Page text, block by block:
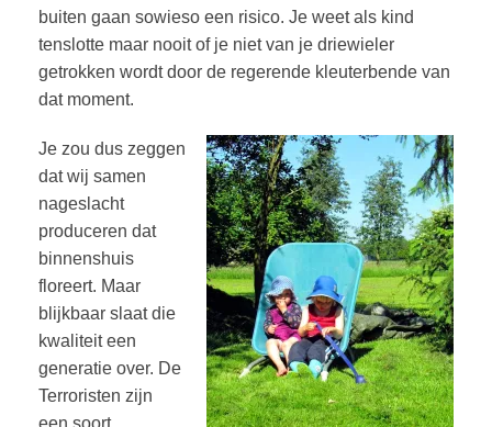
buiten gaan sowieso een risico. Je weet als kind
tenslotte maar nooit of je niet van je driewieler
getrokken wordt door de regerende kleuterbende van
dat moment.
Je zou dus zeggen
dat wij samen
nageslacht
produceren dat
binnenshuis
floreert. Maar
blijkbaar slaat die
kwaliteit een
generatie over. De
Terroristen zijn
een soort